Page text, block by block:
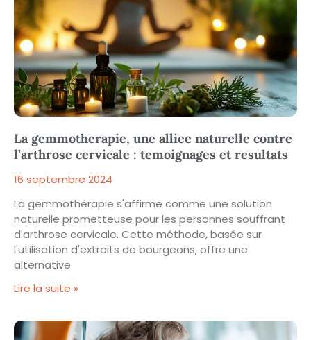
La gemmotherapie, une alliee naturelle contre
l’arthrose cervicale : temoignages et resultats
16 septembre 2024
La gemmothérapie s'affirme comme une solution
naturelle prometteuse pour les personnes souffrant
d'arthrose cervicale. Cette méthode, basée sur
l'utilisation d'extraits de bourgeons, offre une
alternative
Lire la suite »